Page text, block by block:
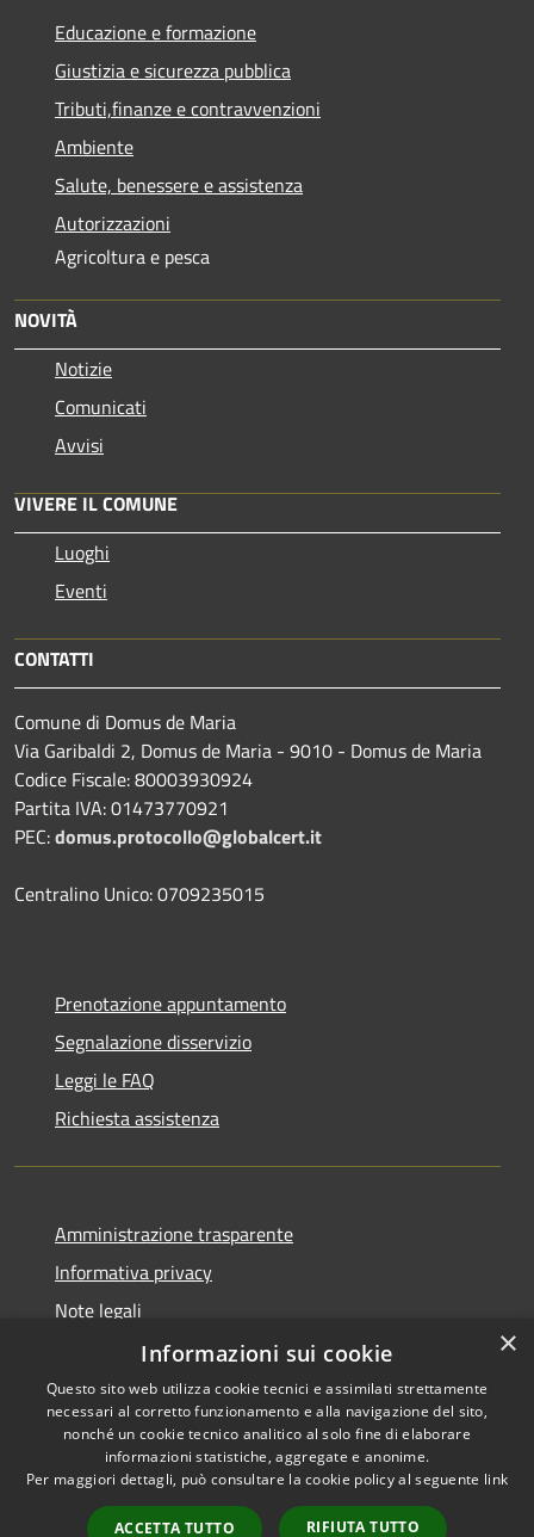
Educazione e formazione
Giustizia e sicurezza pubblica
Tributi,finanze e contravvenzioni
Ambiente
Salute, benessere e assistenza
Autorizzazioni
Agricoltura e pesca
NOVITÀ
Notizie
Comunicati
Avvisi
VIVERE IL COMUNE
Luoghi
Eventi
CONTATTI
Comune di Domus de Maria
Via Garibaldi 2, Domus de Maria - 9010 - Domus de Maria
Codice Fiscale: 80003930924
Partita IVA: 01473770921
PEC:domus.protocollo@globalcert.it
Centralino Unico: 0709235015
Prenotazione appuntamento
Segnalazione disservizio
Leggi le FAQ
Richiesta assistenza
Amministrazione trasparente
Informativa privacy
Note legali
Dichiarazione di accessibilità
RSS
Accessibilità
Copyright © 2026 • Comune di
Municipium• Accesso
×
Informazioni sui cookie
Questo sito web utilizza cookie tecnici e assimilati strettamente
necessari al corretto funzionamento e alla navigazione del sito,
nonché un cookie tecnico analitico al solo fine di elaborare
informazioni statistiche, aggregate e anonime.
Per maggiori dettagli, può consultare la cookie policy al seguente link
ACCETTA TUTTO RIFIUTA TUTTO